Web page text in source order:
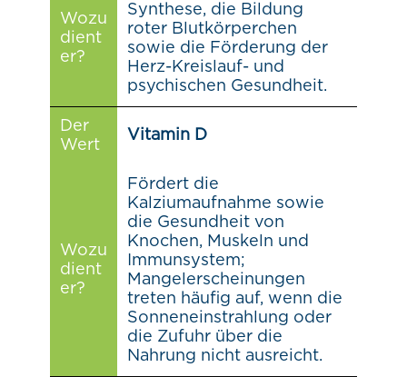
Wozu
dient
er?
Synthese, die Bildung
roter Blutkörperchen
sowie die Förderung der
Herz-Kreislauf- und
psychischen Gesundheit.
Der
Wert
Vitamin D
Wozu
dient
er?
Fördert die
Kalziumaufnahme sowie
die Gesundheit von
Knochen, Muskeln und
Immunsystem;
Mangelerscheinungen
treten häufig auf, wenn die
Sonneneinstrahlung oder
die Zufuhr über die
Nahrung nicht ausreicht.